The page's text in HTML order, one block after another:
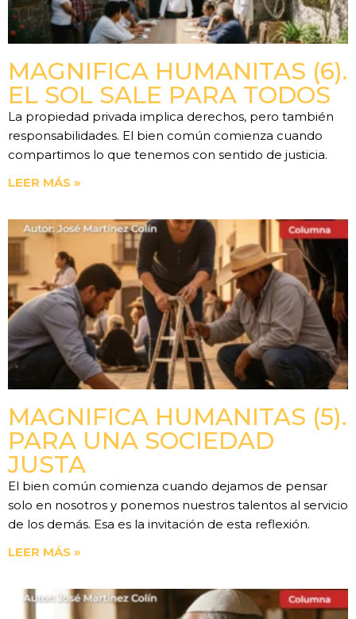
MAGNIFICA HUMANITAS (6).
EL SOL SALE PARA TODOS
La propiedad privada implica derechos, pero también
responsabilidades. El bien común comienza cuando
compartimos lo que tenemos con sentido de justicia.
LEER MÁS »
MAGNIFICA HUMANITAS (5).
PARA UNA SOCIEDAD
JUSTA
El bien común comienza cuando dejamos de pensar
solo en nosotros y ponemos nuestros talentos al servicio
de los demás. Esa es la invitación de esta reflexión.
LEER MÁS »